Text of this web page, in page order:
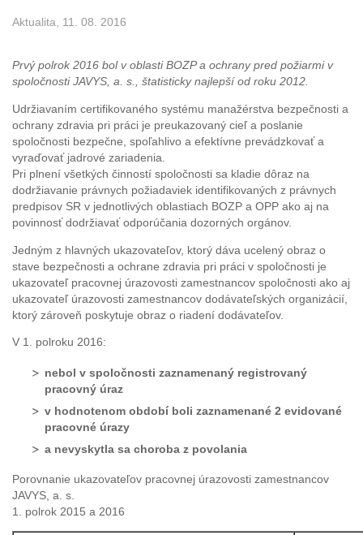
Aktualita, 11. 08. 2016
Prvý polrok 2016 bol v oblasti BOZP a ochrany pred požiarmi v
spoločnosti JAVYS, a. s., štatisticky najlepší od roku 2012.
Udržiavaním certifikovaného systému manažérstva bezpečnosti a
ochrany zdravia pri práci je preukazovaný cieľ a poslanie
spoločnosti bezpečne, spoľahlivo a efektívne prevádzkovať a
vyraďovať jadrové zariadenia.
Pri plnení všetkých činností spoločnosti sa kladie dôraz na
dodržiavanie právnych požiadaviek identifikovaných z právnych
predpisov SR v jednotlivých oblastiach BOZP a OPP ako aj na
povinnosť dodržiavať odporúčania dozorných orgánov.
Jedným z hlavných ukazovateľov, ktorý dáva ucelený obraz o
stave bezpečnosti a ochrane zdravia pri práci v spoločnosti je
ukazovateľ pracovnej úrazovosti zamestnancov spoločnosti ako aj
ukazovateľ úrazovosti zamestnancov dodávateľských organizácií,
ktorý zároveň poskytuje obraz o riadení dodávateľov.
V 1. polroku 2016:
nebol v spoločnosti zaznamenaný registrovaný
pracovný úraz
v hodnotenom období boli zaznamenané 2 evidované
pracovné úrazy
a nevyskytla sa choroba z povolania
Porovnanie ukazovateľov pracovnej úrazovosti zamestnancov
JAVYS, a. s.
1. polrok 2015 a 2016